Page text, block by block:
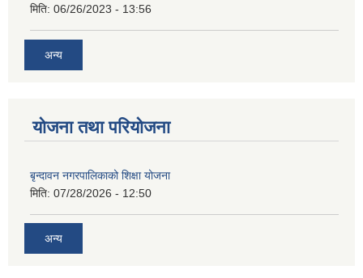
मिति: 06/26/2023 - 13:56
अन्य
योजना तथा परियोजना
बृन्दावन नगरपालिकाको शिक्षा योजना
मिति: 07/28/2026 - 12:50
अन्य